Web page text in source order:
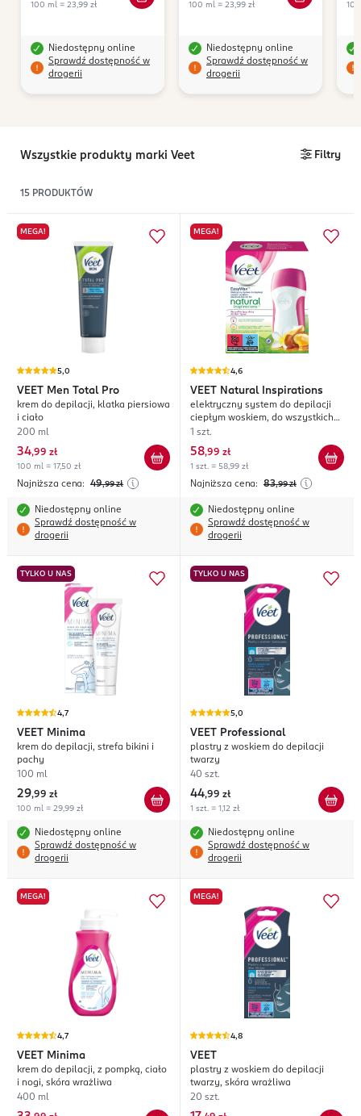
100 ml = 23,99 zł
Niedostępny online
Sprawdź dostępność w
drogerii
100 ml = 23,99 zł
Niedostępny online
Sprawdź dostępność w
drogerii
Wszystkie produkty marki Veet Filtry
15 PRODUKTÓW
MEGA!
5,0
VEET Men Total Pro
krem do depilacji, klatka piersiowa
i ciało
200 ml
34,99 zł
100 ml = 17,50 zł
Najniższa cena: 49,99 zł
Niedostępny online
Sprawdź dostępność w
drogerii
MEGA!
4,6
VEET Natural Inspirations
elektryczny system do depilacji
ciepłym woskiem, do wszystkich
typów skóry
1 szt.
58,99 zł
1 szt. = 58,99 zł
Najniższa cena: 83,99 zł
Niedostępny online
Sprawdź dostępność w
drogerii
TYLKO U NAS
4,7
VEET Minima
krem do depilacji, strefa bikini i
pachy
100 ml
29,99 zł
100 ml = 29,99 zł
Niedostępny online
Sprawdź dostępność w
drogerii
TYLKO U NAS
5,0
VEET Professional
plastry z woskiem do depilacji
twarzy
40 szt.
44,99 zł
1 szt. = 1,12 zł
Niedostępny online
Sprawdź dostępność w
drogerii
MEGA!
4,7
VEET Minima
krem do depilacji, z pompką, ciało
i nogi, skóra wrażliwa
400 ml
MEGA!
4,8
VEET
plastry z woskiem do depilacji
twarzy, skóra wrażliwa
20 szt.